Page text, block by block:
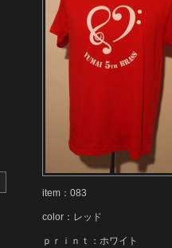
item：083
color：レッド
ｐｒｉｎｔ：ホワイト